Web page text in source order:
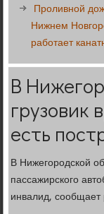
Проливной
Нижнем
работает
В
грузовик
есть
В Нижегородской
пассажирского
инвалид,